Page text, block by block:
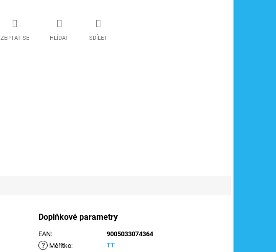
ZEPTAT SE HLÍDAT SDÍLET
Doplňkové parametry
EAN: 9005033074364
? Měřítko: TT